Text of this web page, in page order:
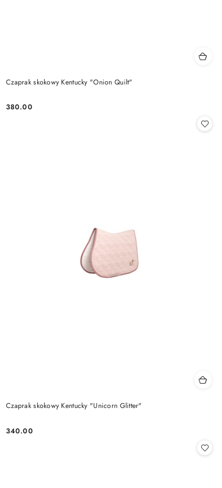
Czaprak skokowy Kentucky "Onion Quilt"
Cena:
380.00
Czaprak skokowy Kentucky "Unicorn Glitter"
Cena:
340.00